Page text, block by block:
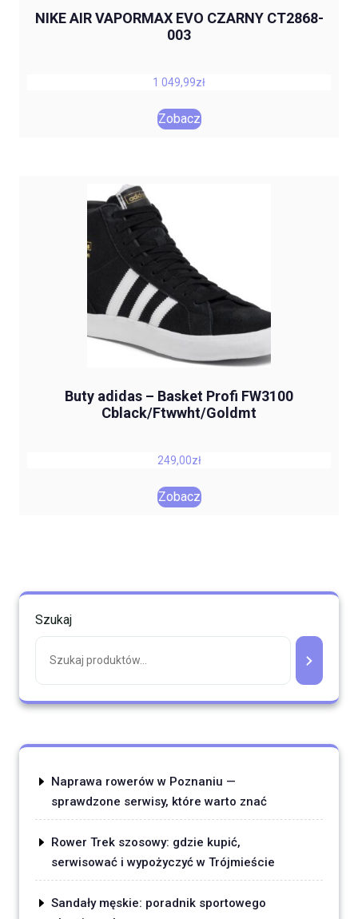
NIKE AIR VAPORMAX EVO CZARNY CT2868-
003
1 049,99zł
Zobacz
Buty adidas – Basket Profi FW3100
Cblack/Ftwwht/Goldmt
249,00zł
Zobacz
Szukaj
Naprawa rowerów w Poznaniu —
sprawdzone serwisy, które warto znać
Rower Trek szosowy: gdzie kupić,
serwisować i wypożyczyć w Trójmieście
Sandały męskie: poradnik sportowego